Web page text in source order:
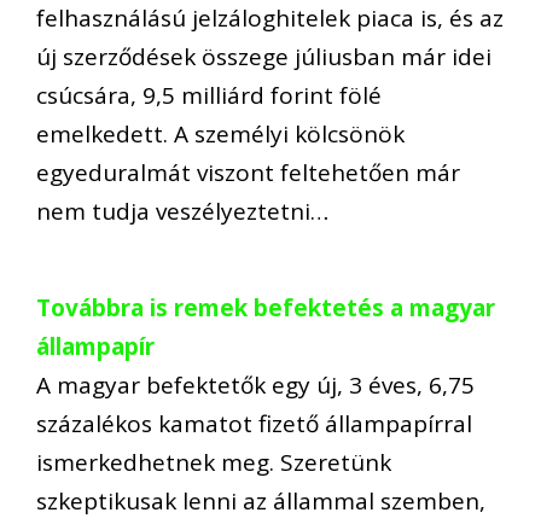
felhasználású jelzáloghitelek piaca is, és az
új szerződések összege júliusban már idei
csúcsára, 9,5 milliárd forint fölé
emelkedett. A személyi kölcsönök
egyeduralmát viszont feltehetően már
nem tudja veszélyeztetni…
Továbbra is remek befektetés a magyar
állampapír
A magyar befektetők egy új, 3 éves, 6,75
százalékos kamatot fizető állampapírral
ismerkedhetnek meg. Szeretünk
szkeptikusak lenni az állammal szemben,